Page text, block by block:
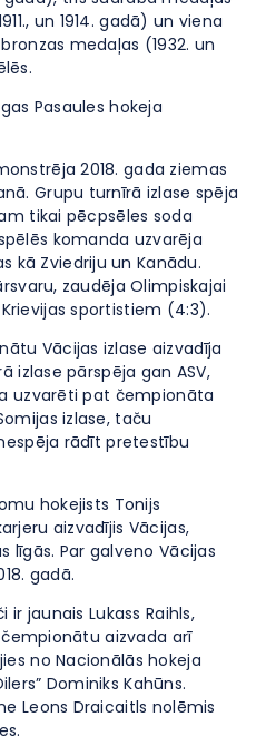
un 1914. gadā) un viena
medaļas (1932. un
Pasaules hokeja
2018. gada ziemas
Grupu turnīrā izlase spēja
tikai pēcpsēles soda
komanda uzvarēja
kā Zviedriju un Kanādu.
zaudēja Olimpiskajai
sportistiem (4:3).
Vācijas izlase aizvadīja
izlase pārspēja gan ASV,
uzvarēti pat čempionāta
izlase, taču
rādīt pretestību
hokejists Tonijs
aizvadījis Vācijas,
līgās. Par galveno Vācijas
gadā.
jaunais Lukass Raihls,
aizvada arī
no Nacionālās hokeja
Dominiks Kahūns.
Leons Draicaitls nolēmis